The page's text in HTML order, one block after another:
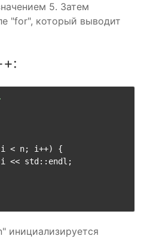
5. Затем
"for", который выводит
< n; i++) {
<< std::endl;
инициализируется